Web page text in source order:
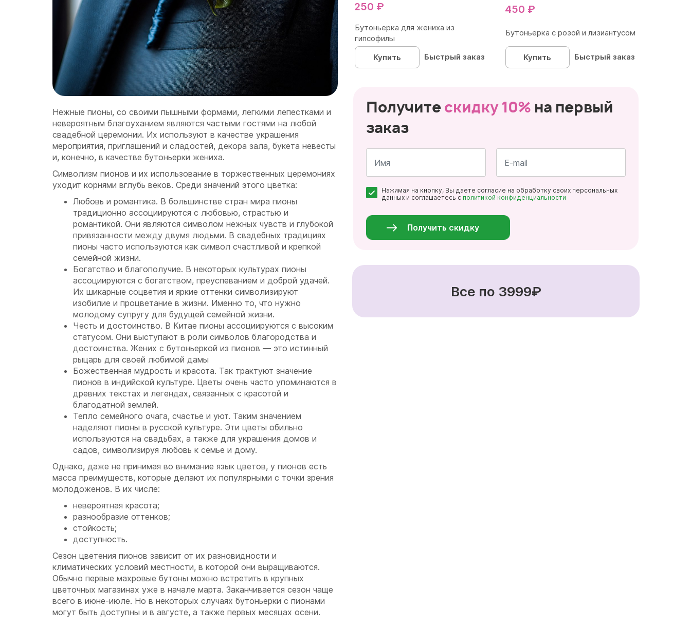
Нежные пионы, со своими пышными формами, легкими лепестками и
невероятным благоуханием являются частыми гостями на любой
свадебной церемонии. Их используют в качестве украшения
мероприятия, приглашений и сладостей, декора зала, букета невесты
и, конечно, в качестве бутоньерки жениха.
Символизм пионов и их использование в торжественных церемониях
уходит корнями вглубь веков. Среди значений этого цветка:
Любовь и романтика. В большинстве стран мира пионы
традиционно ассоциируются с любовью, страстью и
романтикой. Они являются символом нежных чувств и глубокой
привязанности между двумя людьми. В свадебных традициях
пионы часто используются как символ счастливой и крепкой
семейной жизни.
Богатство и благополучие. В некоторых культурах пионы
ассоциируются с богатством, преуспеванием и доброй удачей.
Их шикарные соцветия и яркие оттенки символизируют
изобилие и процветание в жизни. Именно то, что нужно
молодому супругу для будущей семейной жизни.
Честь и достоинство. В Китае пионы ассоциируются с высоким
статусом. Они выступают в роли символов благородства и
достоинства. Жених с бутоньеркой из пионов — это истинный
рыцарь для своей любимой дамы
Божественная мудрость и красота. Так трактуют значение
пионов в индийской культуре. Цветы очень часто упоминаются в
древних текстах и легендах, связанных с красотой и
благодатной землей.
Тепло семейного очага, счастье и уют. Таким значением
наделяют пионы в русской культуре. Эти цветы обильно
используются на свадьбах, а также для украшения домов и
садов, символизируя любовь к семье и дому.
Однако, даже не принимая во внимание язык цветов, у пионов есть
масса преимуществ, которые делают их популярными с точки зрения
молодоженов. В их числе:
невероятная красота;
разнообразие оттенков;
стойкость;
доступность.
Сезон цветения пионов зависит от их разновидности и
климатических условий местности, в которой они выращиваются.
Обычно первые махровые бутоны можно встретить в крупных
цветочных магазинах уже в начале марта. Заканчивается сезон чаще
всего в июне-июле. Но в некоторых случаях бутоньерки с пионами
могут быть доступны и в августе, а также первых месяцах осени.
250 ₽
Бутоньерка для жениха из
гипсофилы
Купить
Быстрый заказ
450 ₽
Бутоньерка с розой и лизиантусом
Купить Быстрый заказ
Получитескидку 10% на первый
заказ
*
*
Нажимая на кнопку, Вы даете согласие на обработку своих персональных
данных и соглашаетесь с политикой конфиденциальности
Получить скидку
Все по 3999₽